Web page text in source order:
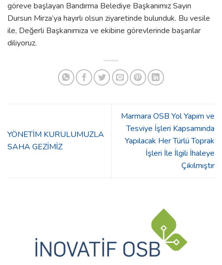
göreve başlayan Bandırma Belediye Başkanımız Sayın
Dursun Mirza’ya hayırlı olsun ziyaretinde bulunduk. Bu vesile
ile, Değerli Başkanımıza ve ekibine görevlerinde başarılar
diliyoruz.
YÖNETİM KURULUMUZLA
SAHA GEZİMİZ
Marmara OSB Yol Yapım ve
Tesviye İşleri Kapsamında
Yapılacak Her Türlü Toprak
İşleri İle İlgili İhaleye
Çıkılmıştır